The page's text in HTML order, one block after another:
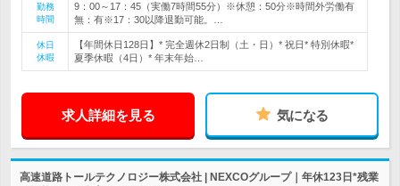
勤務
時間
9：00～17：45（実働7時間55分）※休憩：50分※時間外労働有
無：有※17：30以降退勤可能。…
休日
休暇
【年間休日128日】* 完全週休2日制（土・日）* 祝日* 特別休暇*
夏季休暇（4日）* 年末年始…
求人詳細を見る 気になる
高速道路トールテクノロジー株式会社 | NEXCOグループ｜年休123日*残業